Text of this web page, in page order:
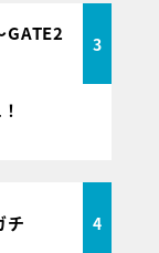
GATE2
3
チ 4